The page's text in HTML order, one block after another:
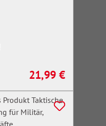
Regulärer Preis:
21,99 €